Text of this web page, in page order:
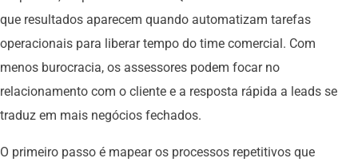
que resultados aparecem quando automatizam tarefas
operacionais para liberar tempo do time comercial. Com
menos burocracia, os assessores podem focar no
relacionamento com o cliente e a resposta rápida a leads se
traduz em mais negócios fechados.
O primeiro passo é mapear os processos repetitivos que